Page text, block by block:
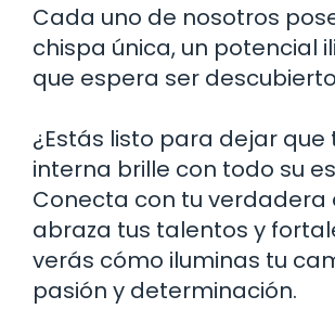
Cada uno de nosotros
chispa única, un potencial
que espera ser
¿Estás listo para dejar que
interna brille con todo su
Conecta con tu verdadera
abraza tus talentos y
verás cómo iluminas tu
pasión y determinación.